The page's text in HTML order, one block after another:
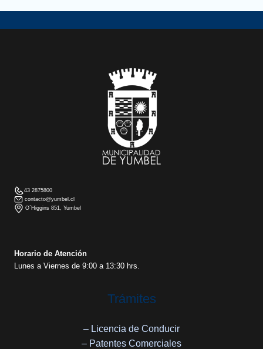
43 2875800
contacto@yumbel.cl
O´Higgins 851, Yumbel
Horario de Atención
Lunes a Viernes de 9:00 a 13:30 hrs.
Trámites
– Licencia de Conducir
– Patentes Comerciales